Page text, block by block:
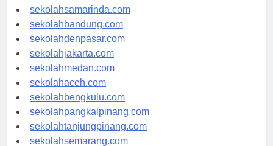
sekolahlampung.com
sekolahsamarinda.com
sekolahbandung.com
sekolahdenpasar.com
sekolahjakarta.com
sekolahmedan.com
sekolahaceh.com
sekolahbengkulu.com
sekolahpangkalpinang.com
sekolahtanjungpinang.com